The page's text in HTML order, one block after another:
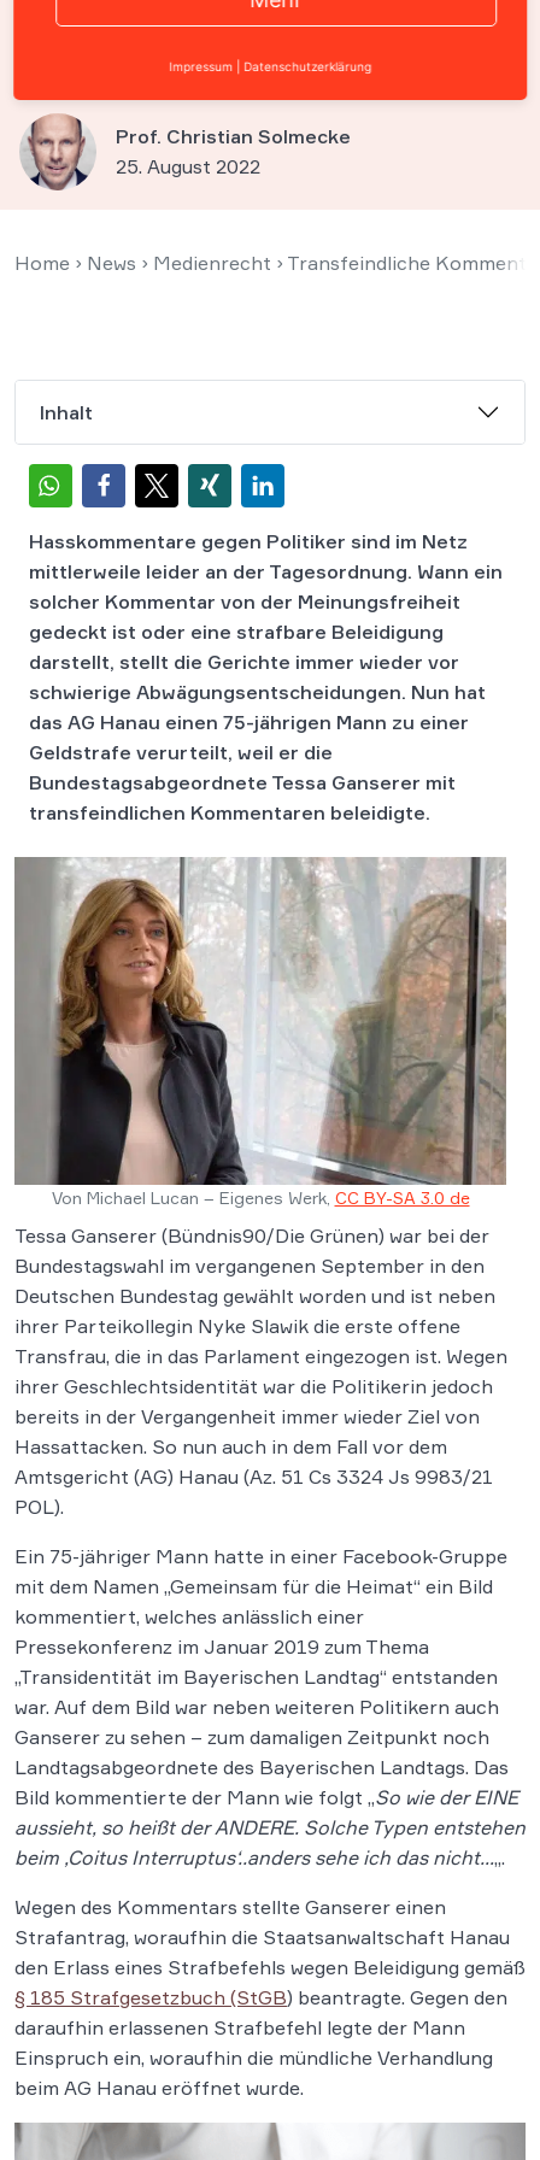
Hasskommentar gegen Tessa
Ganserer zahlen
Prof. Christian Solmecke
25. August 2022
Home › News › Medienrecht › Transfeindliche
Inhalt
Hasskommentare gegen Politiker sind im Netz
mittlerweile leider an der Tagesordnung. Wann ein
solcher Kommentar von der Meinungsfreiheit
gedeckt ist oder eine strafbare Beleidigung
darstellt, stellt die Gerichte immer wieder vor
schwierige Abwägungsentscheidungen. Nun hat
das AG Hanau einen 75-jährigen Mann zu einer
Geldstrafe verurteilt, weil er die
Bundestagsabgeordnete Tessa Ganserer mit
transfeindlichen Kommentaren beleidigte.
Von Michael Lucan – Eigenes Werk, CC BY-SA 3.0 de
Tessa Ganserer (Bündnis90/Die Grünen) war bei der
Bundestagswahl im vergangenen September in den
Deutschen Bundestag gewählt worden und ist neben
ihrer Parteikollegin Nyke Slawik die erste offene
Transfrau, die in das Parlament eingezogen ist. Wegen
ihrer Geschlechtsidentität war die Politikerin jedoch
bereits in der Vergangenheit immer wieder Ziel von
Hassattacken. So nun auch in dem Fall vor dem
Amtsgericht (AG) Hanau (Az. 51 Cs 3324 Js 9983/21
POL).
Ein 75-jähriger Mann hatte in einer Facebook-Gruppe
mit dem Namen „Gemeinsam für die Heimat“ ein Bild
kommentiert, welches anlässlich einer
Pressekonferenz im Januar 2019 zum Thema
„Transidentität im Bayerischen Landtag“ entstanden
war. Auf dem Bild war neben weiteren Politikern auch
Ganserer zu sehen – zum damaligen Zeitpunkt noch
Landtagsabgeordnete des Bayerischen Landtags. Das
Bild kommentierte der Mann wie folgt „So wie der EINE
aussieht, so heißt der ANDERE. Solche Typen entstehen
beim ‚Coitus Interruptus‘..anders sehe ich das nicht…„.
Wegen des Kommentars stellte Ganserer einen
Strafantrag, woraufhin die Staatsanwaltschaft Hanau
den Erlass eines Strafbefehls wegen Beleidigung gemäß
§ 185 Strafgesetzbuch (StGB) beantragte. Gegen den
daraufhin erlassenen Strafbefehl legte der Mann
Einspruch ein, woraufhin die mündliche Verhandlung
beim AG Hanau eröffnet wurde.
Impressum Datenschutzerklärung